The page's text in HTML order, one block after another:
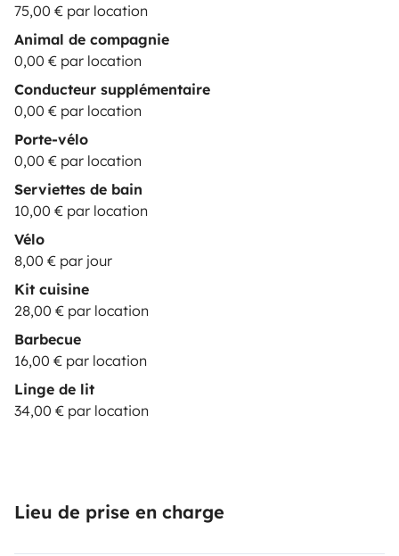
75,00 € par location
Animal de compagnie
0,00 € par location
Conducteur supplémentaire
0,00 € par location
Porte-vélo
0,00 € par location
Serviettes de bain
10,00 € par location
Vélo
8,00 € par jour
Kit cuisine
28,00 € par location
Barbecue
16,00 € par location
Linge de lit
34,00 € par location
Lieu de prise en charge